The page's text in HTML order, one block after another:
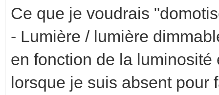
Ce que je voudrais
- Lumière / lumière
en fonction de la
lorsque je suis absent pour